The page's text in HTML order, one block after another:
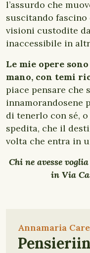
l’assurdo che
suscitando
visioni custodite
inaccessibile in
Le mie opere
mano, con temi
piace pensare che
innamorandosene
di tenerlo con sé,
spedita, che il
volta che entra in
Chi ne avesse
in Via
Annamaria